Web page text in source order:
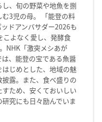
、旬の野菜や地魚を捌
3児の母。 「能登の料
ドアンバサダー2026も
こよなく愛し、発酵食
NHK「激突メシあが
、能登の宝である魚醤
はじめとした、地域の魅
露。また、食べ盛りの
ため、安くておいしい
研究にも日々励んでいま